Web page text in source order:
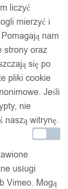
liczyć
mierzyć i
nam
strony oraz
się po
pliki cookie
Jeśli
nie
naszą witrynę.
usługi
Vimeo. Mogą